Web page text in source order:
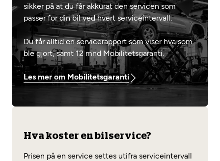
sikker på at du får akkurat den servicen som
passer for din bil ved hvert serviceintervall.
Du får alltid en servicerapport som viser hva som
ble gjort, samt 12 mnd Mobilitetsgaranti.
Les mer om Mobilitetsgaranti
Hva koster en bilservice?
Prisen på en service settes utifra serviceintervall